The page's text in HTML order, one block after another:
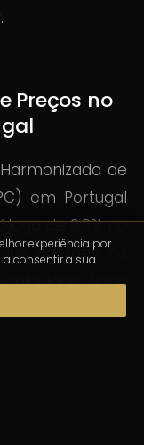
Preços no
de
em Portugal
de 9,8% no
no mês de
tinha
experiência por
a consentir a sua